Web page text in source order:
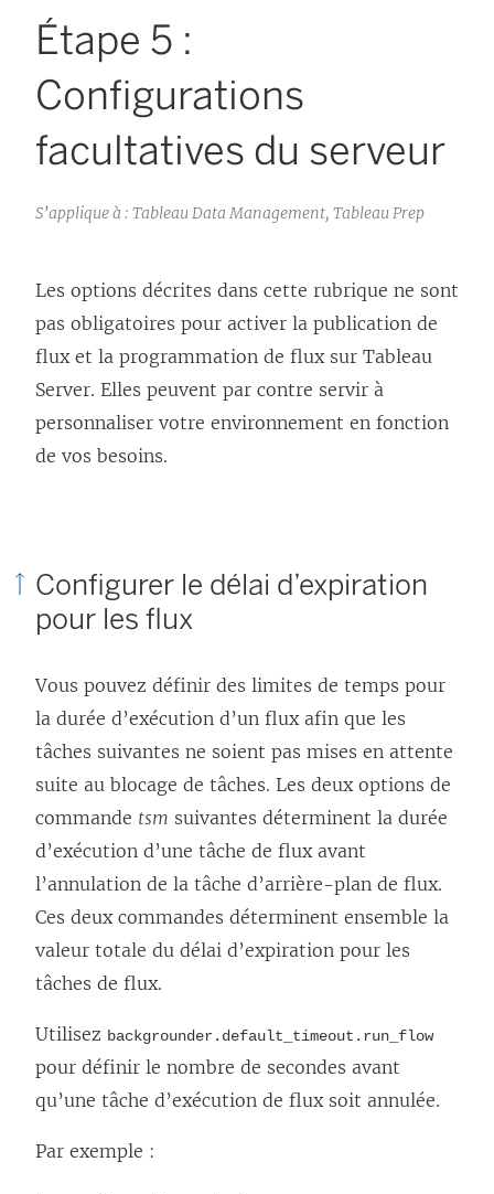
Étape 5 :
Configurations
facultatives du serveur
S’applique à : Tableau Data Management, Tableau Prep
Les options décrites dans cette rubrique ne sont
pas obligatoires pour activer la publication de
flux et la programmation de flux sur Tableau
Server. Elles peuvent par contre servir à
personnaliser votre environnement en fonction
de vos besoins.
Configurer le délai d’expiration
pour les flux
Vous pouvez définir des limites de temps pour
la durée d’exécution d’un flux afin que les
tâches suivantes ne soient pas mises en attente
suite au blocage de tâches. Les deux options de
commande tsm suivantes déterminent la durée
d’exécution d’une tâche de flux avant
l’annulation de la tâche d’arrière-plan de flux.
Ces deux commandes déterminent ensemble la
valeur totale du délai d’expiration pour les
tâches de flux.
Utilisez backgrounder.default_timeout.run_flow
pour définir le nombre de secondes avant
qu’une tâche d’exécution de flux soit annulée.
Par exemple :